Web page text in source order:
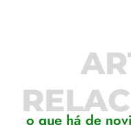
o que há de